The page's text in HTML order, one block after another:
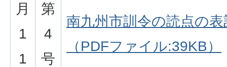
月
1
1
第
4
号
南九州市訓令の読点の
（PDFファイル:39KB）